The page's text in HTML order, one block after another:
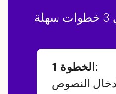
الخطوة 1 :
النصوص